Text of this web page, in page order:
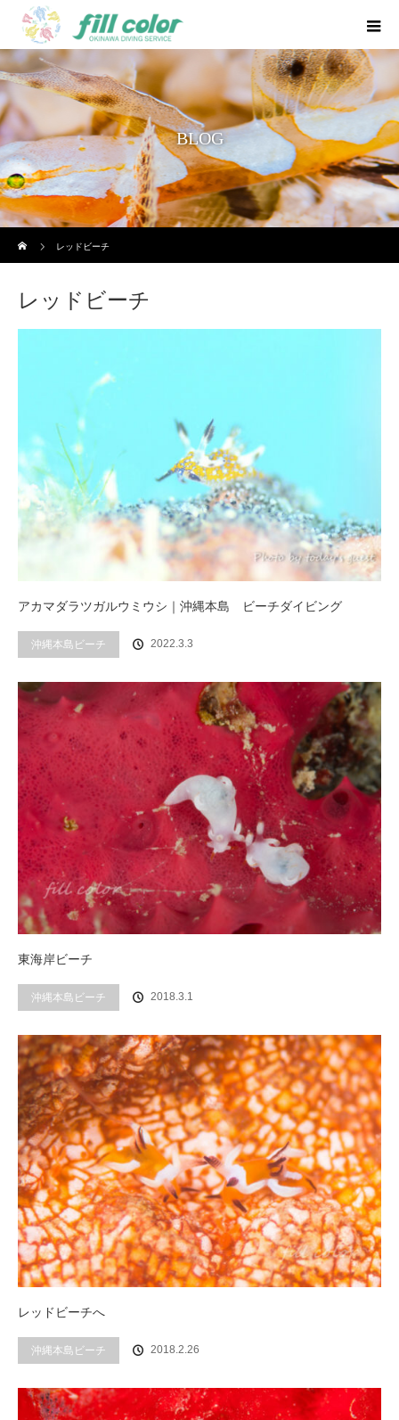
BLOG
レッドビーチ
レッドビーチ
アカマダラツガルウミウシ｜沖縄本島 ビーチダイビング
沖縄本島ビーチ 2022.3.3
東海岸ビーチ
沖縄本島ビーチ 2018.3.1
レッドビーチへ
沖縄本島ビーチ 2018.2.26